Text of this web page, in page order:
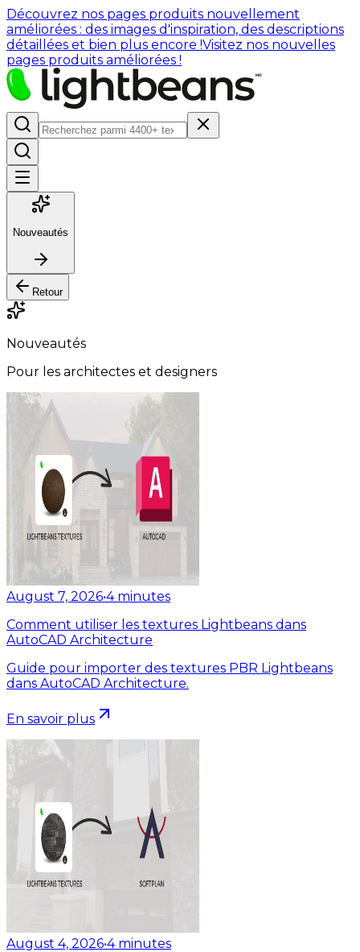
Découvrez nos pages produits nouvellement
améliorées : des images d'inspiration, des descriptions
détaillées et bien plus encore !Visitez nos nouvelles
pages produits améliorées !
Nouveautés
Retour
Nouveautés
Pour les architectes et designers
August 7, 2026•4 minutes
Comment utiliser les textures Lightbeans dans
AutoCAD Architecture
Guide pour importer des textures PBR Lightbeans
dans AutoCAD Architecture.
En savoir plus
August 4, 2026•4 minutes